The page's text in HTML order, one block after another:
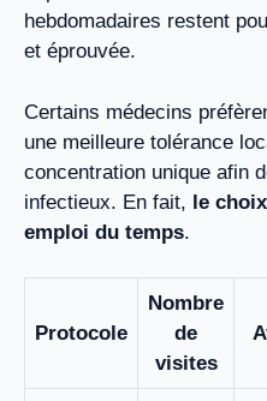
hebdomadaires restent
et éprouvée.
Certains médecins
une meilleure tolérance
concentration unique afin
infectieux. En fait, le
emploi du temps.
Protocole
Nombre
de
visites